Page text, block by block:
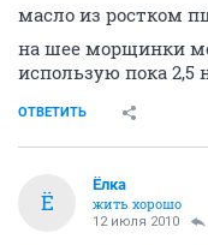
масло из ростком
на шее морщинки
использую пока 2,5
ОТВЕТИТЬ
Ё
Ёлка
жить хорошо
12 июля 2010